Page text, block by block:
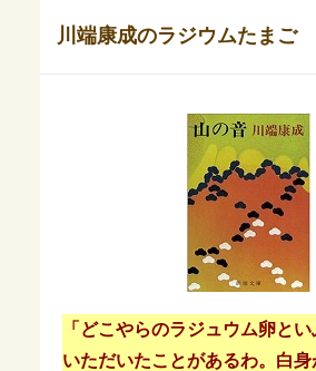
川端康成のラジウムたまご
「どこやらのラジュウム卵と
いただいたことがあるわ。白